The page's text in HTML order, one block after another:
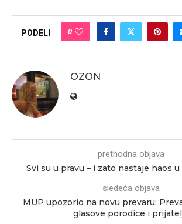
PODELI 0
OZON
prethodna objava
Svi su u pravu – i zato nastaje haos
sledeća objava
MUP upozorio na novu prevaru:
glasove porodice i